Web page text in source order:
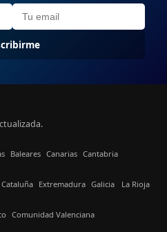
Baleares Canarias Cantabria
Cataluña Extremadura Galicia La Rioja
Comunidad Valenciana